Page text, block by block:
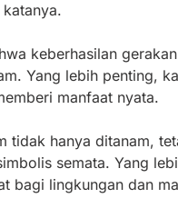
keberhasilan
Yang lebih penting,
manfaat nyata.
tidak hanya ditanam,
semata. Yang
bagi lingkungan dan